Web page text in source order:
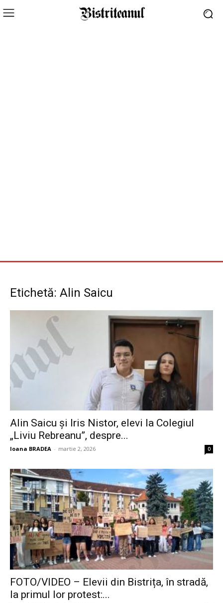
Etichetă: Alin Saicu
Alin Saicu și Iris Nistor, elevi la Colegiul
„Liviu Rebreanu”, despre...
Ioana BRADEA - martie 2, 2026 0
FOTO/VIDEO – Elevii din Bistrița, în stradă,
la primul lor protest:...